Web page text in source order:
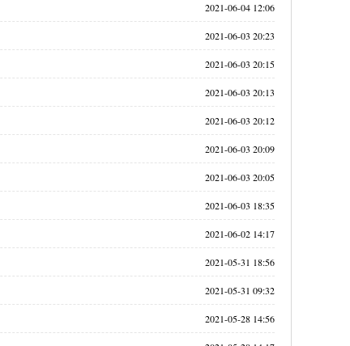
2021-06-04 12:06
2021-06-03 20:23
2021-06-03 20:15
2021-06-03 20:13
2021-06-03 20:12
2021-06-03 20:09
2021-06-03 20:05
2021-06-03 18:35
2021-06-02 14:17
2021-05-31 18:56
2021-05-31 09:32
2021-05-28 14:56